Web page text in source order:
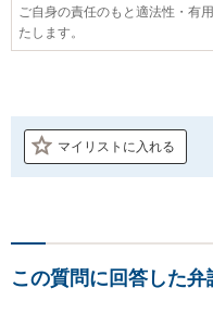
ご自身の責任のもと適法性・有
たします。
マイリストに入れる
この質問に回答した弁